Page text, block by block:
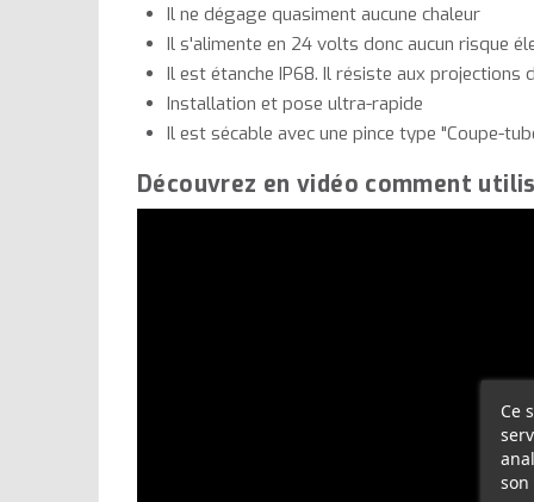
Il ne dégage quasiment aucune chaleur
Il s'alimente en 24 volts donc aucun risque
Il est étanche IP68. Il résiste aux
Installation et pose ultra-rapide
Il est sécable avec une pince type "Coupe-
Découvrez en vidéo comment
Ce
son